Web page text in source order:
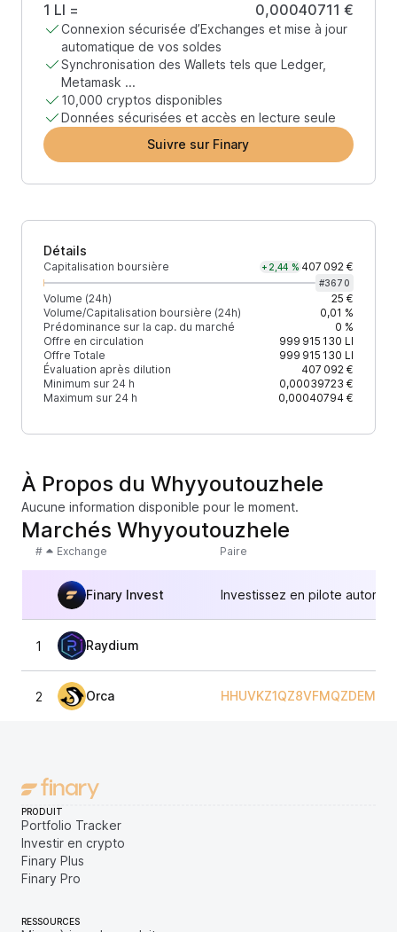
1 LI = 0,00040711 €
Connexion sécurisée d’Exchanges et mise à jour
automatique de vos soldes
Synchronisation des Wallets tels que Ledger,
Metamask ...
10,000 cryptos disponibles
Données sécurisées et accès en lecture seule
Suivre sur Finary
Détails
Capitalisation boursière +2,44 % 407 092 €
#3670
Volume (24h)
25 €
Volume/Capitalisation boursière (24h)
0,01 %
Prédominance sur la cap. du marché
0 %
Offre en circulation
999 915 130 LI
Offre Totale
999 915 130 LI
Évaluation après dilution
407 092 €
Minimum sur 24 h
0,00039723 €
Maximum sur 24 h
0,00040794 €
À Propos du Whyyoutouzhele
Aucune information disponible pour le moment.
Marchés Whyyoutouzhele
# Exchange Paire
Finary Invest Investissez en pilote
1 Raydium
2 Orca
PRODUIT
Portfolio Tracker
Investir en crypto
Finary Plus
Finary Pro
RESSOURCES